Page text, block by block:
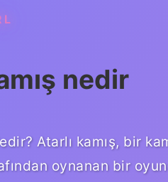
nedir
Atarlı kamış, bir
oynanan bir